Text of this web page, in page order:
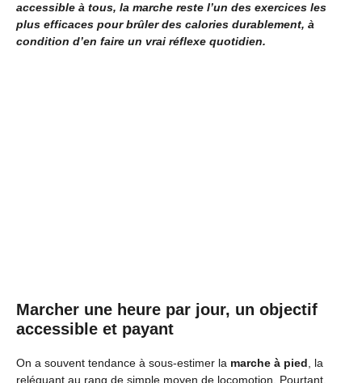
accessible à tous, la marche reste l’un des exercices les
plus efficaces pour brûler des calories durablement, à
condition d’en faire un vrai réflexe quotidien.
Marcher une heure par jour, un objectif
accessible et payant
On a souvent tendance à sous-estimer la marche à pied , la
reléguant au rang de simple moyen de locomotion. Pourtant,